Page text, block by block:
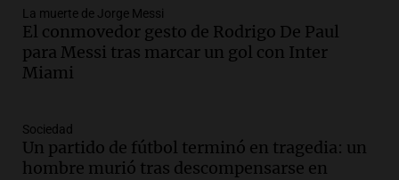
Episodios
Audio.Ley de Propiedad Privada: el revés
en el Congreso expuso una debilidad
comunicacional del Gobierno
Episodios
Audio.Casabindo se prepara para una
celebración única: 30.000 turistas y el
La muerte de Jorge Messi
El conmovedor gesto de Rodrigo De Paul
para Messi tras marcar un gol con Inter
Miami
Sociedad
Un partido de fútbol terminó en tragedia: un
hombre murió tras descompensarse en